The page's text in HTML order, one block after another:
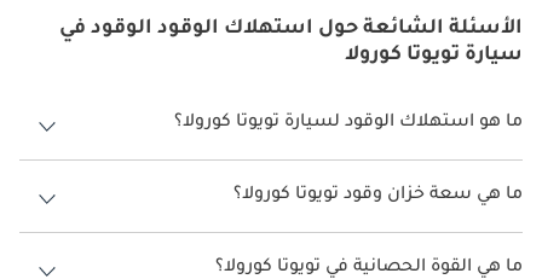
الأسئلة الشائعة حول استهلاك الوقود الوقود في
سيارة تويوتا كورولا
ما هو استهلاك الوقود لسيارة تويوتا كورولا؟
يتراوح استهلاك الوقود لسيارة تويوتا كورولا بين 10 كم/ليتر - 25 كم/ليتر.
ما هي سعة خزان وقود تويوتا كورولا؟
سعة خزان وقود تويوتا كورولا 43 ليتر - 50 ليتر.
ما هي القوة الحصانية في تويوتا كورولا؟